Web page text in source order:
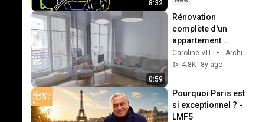
8:32
0:59
Rénovation
complète d'un
appartement
Haussmannien
dans le 17ème
Caroline VITTE - Architecte d'intérieur & Décoratrice
4.8K
8y ago
Pourquoi Paris est
si exceptionnel ? -
LMF5